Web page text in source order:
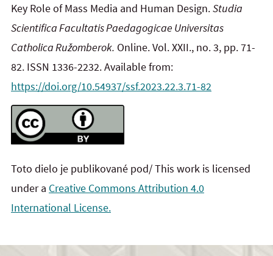
Key Role of Mass Media and Human Design.Studia
Scientifica Facultatis Paedagogicae Universitas
Catholica Ružomberok. Online. Vol. XXII., no. 3, pp. 71-
82. ISSN 1336-2232. Available from:
https://doi.org/10.54937/ssf.2023.22.3.71-82
Toto dielo je publikované pod/ This work is licensed
under a Creative Commons Attribution 4.0
International License.